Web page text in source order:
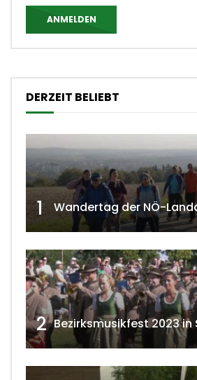
ANMELDEN
DERZEIT BELIEBT
1
2